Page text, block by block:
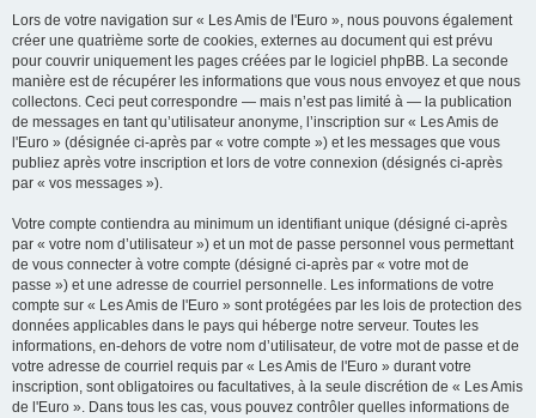
Lors de votre navigation sur « Les Amis de l'Euro », nous pouvons également
créer une quatrième sorte de cookies, externes au document qui est prévu
pour couvrir uniquement les pages créées par le logiciel phpBB. La seconde
manière est de récupérer les informations que vous nous envoyez et que nous
collectons. Ceci peut correspondre — mais n’est pas limité à — la publication
de messages en tant qu’utilisateur anonyme, l’inscription sur « Les Amis de
l'Euro » (désignée ci-après par « votre compte ») et les messages que vous
publiez après votre inscription et lors de votre connexion (désignés ci-après
par « vos messages »).
Votre compte contiendra au minimum un identifiant unique (désigné ci-après
par « votre nom d’utilisateur ») et un mot de passe personnel vous permettant
de vous connecter à votre compte (désigné ci-après par « votre mot de
passe ») et une adresse de courriel personnelle. Les informations de votre
compte sur « Les Amis de l'Euro » sont protégées par les lois de protection des
données applicables dans le pays qui héberge notre serveur. Toutes les
informations, en-dehors de votre nom d’utilisateur, de votre mot de passe et de
votre adresse de courriel requis par « Les Amis de l'Euro » durant votre
inscription, sont obligatoires ou facultatives, à la seule discrétion de « Les Amis
de l'Euro ». Dans tous les cas, vous pouvez contrôler quelles informations de